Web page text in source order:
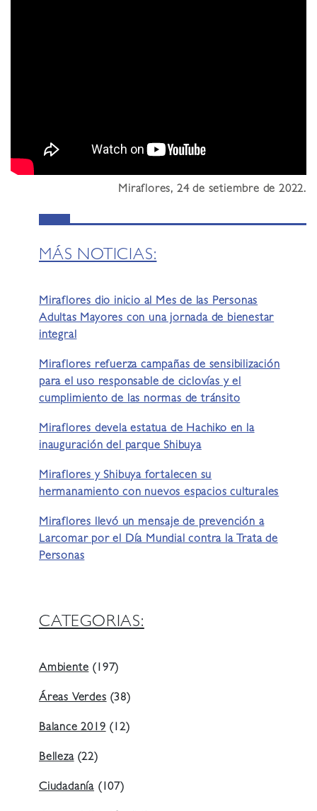
Miraflores, 24 de setiembre de 2022.
MÁS NOTICIAS:
Miraflores dio inicio al Mes de las Personas
Adultas Mayores con una jornada de bienestar
integral
Miraflores refuerza campañas de sensibilización
para el uso responsable de ciclovías y el
cumplimiento de las normas de tránsito
Miraflores devela estatua de Hachiko en la
inauguración del parque Shibuya
Miraflores y Shibuya fortalecen su
hermanamiento con nuevos espacios culturales
Miraflores llevó un mensaje de prevención a
Larcomar por el Día Mundial contra la Trata de
Personas
CATEGORIAS:
Ambiente (197)
Áreas Verdes (38)
Balance 2019 (12)
Belleza(22)
Ciudadanía (107)